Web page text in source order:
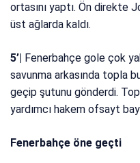
ortasını yaptı. Ön direkte
üst ağlarda kaldı.
5’| Fenerbahçe gole çok
savunma arkasında topla
geçip şutunu gönderdi.
yardımcı hakem ofsayt
Fenerbahçe öne geçti